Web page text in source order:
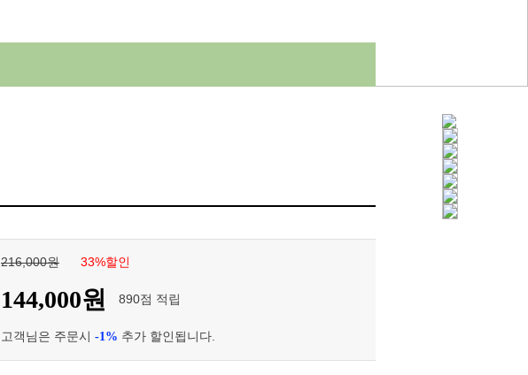
216,000원 33%할인
144,000원 890점 적립
고객님은 주문시 -1% 추가 할인됩니다.